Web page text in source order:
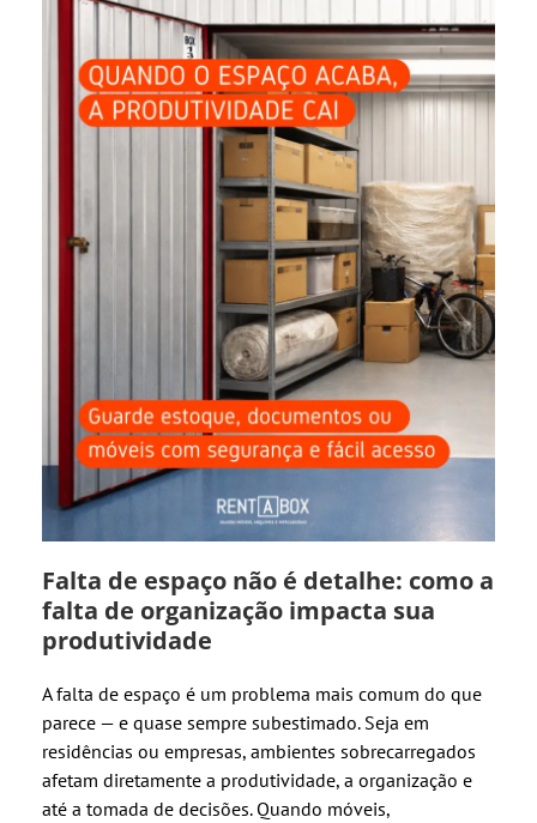
Falta de espaço não é detalhe: como a
falta de organização impacta sua
produtividade
A falta de espaço é um problema mais comum do que
parece — e quase sempre subestimado. Seja em
residências ou empresas, ambientes sobrecarregados
afetam diretamente a produtividade, a organização e
até a tomada de decisões. Quando móveis,